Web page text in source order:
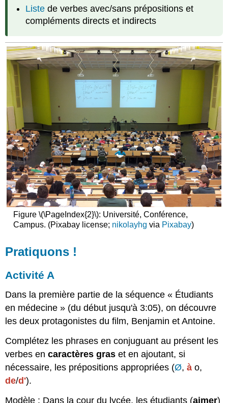
Liste de verbes avec/sans prépositions et
compléments directs et indirects
Figure \(\PageIndex{2}\): Université, Conférence,
Campus. (Pixabay license; nikolayhg via Pixabay)
Pratiquons !
Activité A
Dans la première partie de la séquence « Étudiants
en médecine » (du début jusqu'à 3:05), on découvre
les deux protagonistes du film, Benjamin et Antoine.
Complétez les phrases en conjuguant au présent les
verbes encaractèresgras et en ajoutant, si
nécessaire, les prépositions appropriées (Ø,à o,
de/d').
Modèle : Dans la cour du lycée, les étudiants (aimer)